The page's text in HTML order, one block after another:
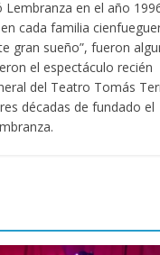
en el año
cada familia
gran sueño”, fueron
el espectáculo recién
del Teatro Tomás
décadas de fundado el